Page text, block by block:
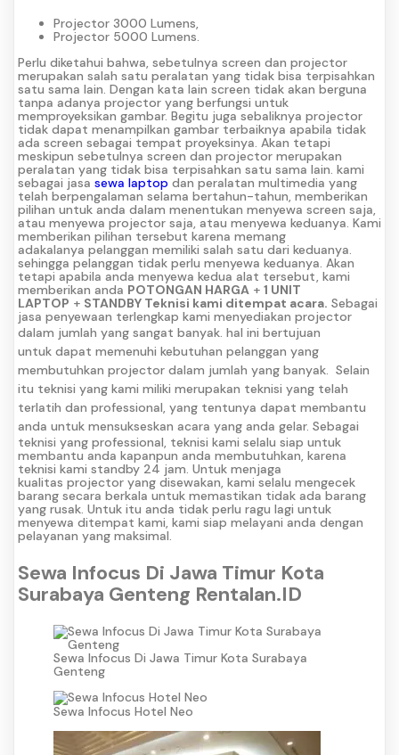
Projector 3000 Lumens,
Projector 5000 Lumens.
Perlu diketahui bahwa, sebetulnya screen dan projector
merupakan salah satu peralatan yang tidak bisa terpisahkan
satu sama lain. Dengan kata lain screen tidak akan berguna
tanpa adanya projector yang berfungsi untuk
memproyeksikan gambar. Begitu juga sebaliknya projector
tidak dapat menampilkan gambar terbaiknya apabila tidak
ada screen sebagai tempat proyeksinya. Akan tetapi
meskipun sebetulnya screen dan projector merupakan
peralatan yang tidak bisa terpisahkan satu sama lain. kami
sebagai jasa sewa laptop dan peralatan multimedia yang
telah berpengalaman selama bertahun-tahun, memberikan
pilihan untuk anda dalam menentukan menyewa screen saja,
atau menyewa projector saja, atau menyewa keduanya. Kami
memberikan pilihan tersebut karena memang
adakalanya pelanggan memiliki salah satu dari keduanya.
sehingga pelanggan tidak perlu menyewa keduanya. Akan
tetapi apabila anda menyewa kedua alat tersebut, kami
memberikan anda POTONGAN HARGA + 1 UNIT
LAPTOP + STANDBY Teknisi kami ditempat acara. Sebagai
jasa penyewaan terlengkap kami menyediakan projector
dalam jumlah yang sangat banyak. hal ini bertujuan
untuk dapat memenuhi kebutuhan pelanggan yang
membutuhkan projector dalam jumlah yang banyak.
Selain
itu teknisi yang kami miliki merupakan teknisi yang telah
terlatih dan professional, yang tentunya dapat membantu
anda untuk mensukseskan acara yang anda gelar. Sebagai
teknisi yang professional, teknisi kami selalu siap untuk
membantu anda kapanpun anda membutuhkan, karena
teknisi kami standby 24 jam. Untuk menjaga
kualitas projector yang disewakan, kami selalu mengecek
barang secara berkala untuk memastikan tidak ada barang
yang rusak. Untuk itu anda tidak perlu ragu lagi untuk
menyewa ditempat kami, kami siap melayani anda dengan
pelayanan yang maksimal.
Sewa Infocus Di Jawa Timur Kota
Surabaya Genteng Rentalan.ID
Sewa Infocus Di Jawa Timur Kota Surabaya
Genteng
Sewa Infocus Hotel Neo